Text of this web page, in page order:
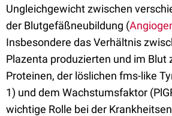
Ungleichgewicht zwischen
der Blutgefäßneubildung (
Insbesondere das Verhältnis
Plazenta produzierten und im Blut
Proteinen, der löslichen fms-like
1) und dem Wachstumsfaktor
wichtige Rolle bei der